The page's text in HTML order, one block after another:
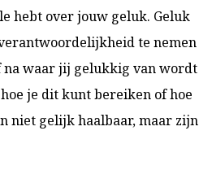
hebt over jouw geluk. Geluk
te nemen
na waar jij gelukkig van wordt
je dit kunt bereiken of hoe
niet gelijk haalbaar, maar zijn